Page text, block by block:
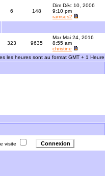
6 148
Dim Déc 10, 2006
9:10 pm
ramses2
323 9635
Mar Mai 24, 2016
8:55 am
christine
les heures sont au format GMT + 1 Heure
visite